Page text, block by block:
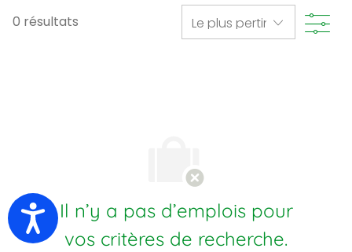
Accessibility
0 résultats
Il n’y a pas d’emplois pour
vos critères de recherche.